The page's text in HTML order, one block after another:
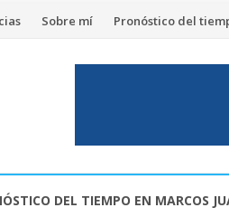
Sobre mí Pronóstico del
DEL TIEMPO EN MARCOS